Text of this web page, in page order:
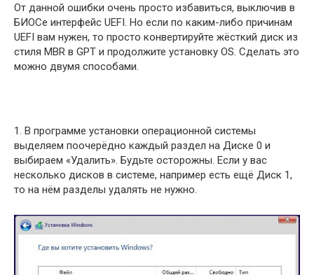
От данной ошибки очень просто избавиться, выключив в
БИОСе интерфейс UEFI. Но если по каким-либо причинам
UEFI вам нужен, то просто конвертируйте жёсткий диск из
стиля MBR в GPT и продолжите установку OS. Сделать это
можно двумя способами.
1. В программе установки операционной системы
выделяем поочерёдно каждый раздел на Диске 0 и
выбираем «Удалить». Будьте осторожны. Если у вас
несколько дисков в системе, например есть ещё Диск 1,
то на нём разделы удалять не нужно.